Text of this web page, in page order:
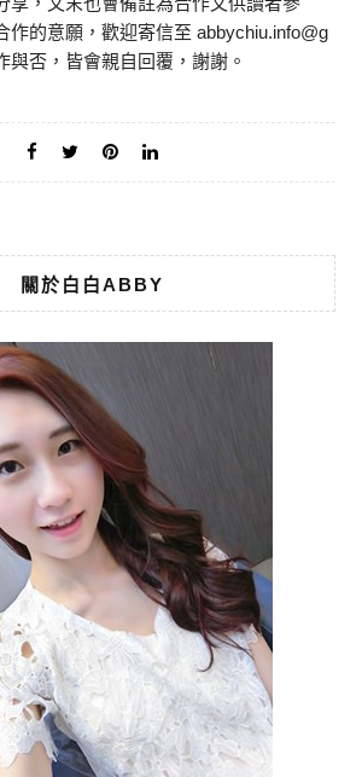
作的意願，歡迎寄信至 abbychiu.info@g
與否，皆會親自回覆，謝謝。
關於白白ABBY